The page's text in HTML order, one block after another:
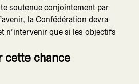
soutenue conjointement par
la Confédération devra
n’intervenir que si les objectifs
cette chance